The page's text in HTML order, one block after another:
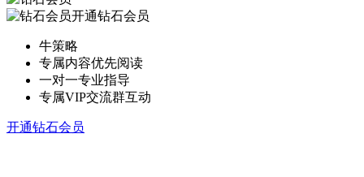
开通钻石会员
牛策略
专属内容优先阅读
一对一专业指导
专属VIP交流群互动
开通钻石会员